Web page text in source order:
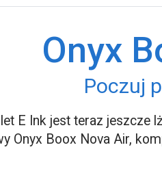
Onyx
Poczuj
E Ink jest teraz jeszcze
Onyx Boox Nova Air,